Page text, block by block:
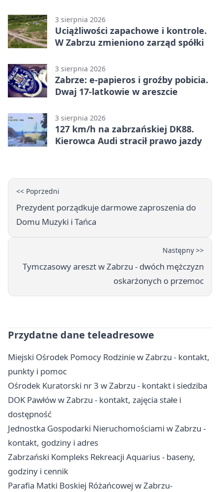
3 sierpnia 2026
Uciążliwości zapachowe i kontrole.
W Zabrzu zmieniono zarząd spółki
3 sierpnia 2026
Zabrze: e-papieros i groźby pobicia.
Dwaj 17-latkowie w areszcie
3 sierpnia 2026
127 km/h na zabrzańskiej DK88.
Kierowca Audi stracił prawo jazdy
<< Poprzedni
Prezydent porządkuje darmowe zaproszenia do
Domu Muzyki i Tańca
Następny >>
Tymczasowy areszt w Zabrzu - dwóch mężczyzn
oskarżonych o przemoc
Przydatne dane teleadresowe
Miejski Ośrodek Pomocy Rodzinie w Zabrzu - kontakt,
punkty i pomoc
Ośrodek Kuratorski nr 3 w Zabrzu - kontakt i siedziba
DOK Pawłów w Zabrzu - kontakt, zajęcia stałe i
dostępność
Jednostka Gospodarki Nieruchomościami w Zabrzu -
kontakt, godziny i adres
Zabrzański Kompleks Rekreacji Aquarius - baseny,
godziny i cennik
Parafia Matki Boskiej Różańcowej w Zabrzu-